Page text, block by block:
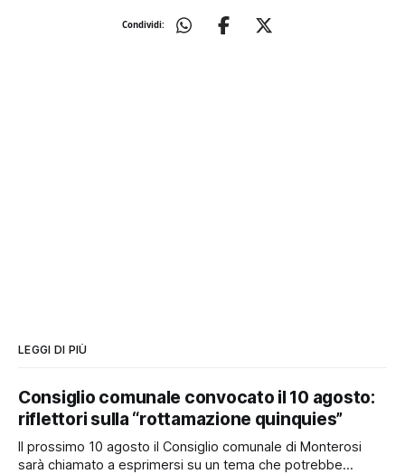
Condividi:
LEGGI DI PIÙ
Consiglio comunale convocato il 10 agosto:
riflettori sulla “rottamazione quinquies”
Il prossimo 10 agosto il Consiglio comunale di Monterosi
sarà chiamato a esprimersi su un tema che potrebbe